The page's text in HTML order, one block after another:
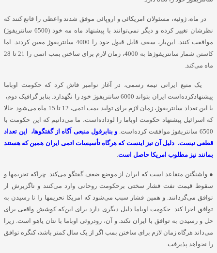
در ماه، ژوئیه، مسئولان امریکائی و اروپائی موفق شدند واعظی را قانع کنند که
نظرشان تغییر کرده و دیگر نمی‌توانند با پیشنهاد ماه مه خود (6500 سانتریفوژ)
موافقت کنند. این‌بار، سقف قابل قبول خود را 4000 سانتریفوژ معین کردند. اما
کاستن شمار سانتریفوژها به 4000، زمان لازم برای ساختن بمب اتمی را 21 تا 28
ماه می‌کند.
یک منبع ایرانی نیمه رسمی، در آغاز نوامبر فاش کرد که حکومت اوباما
پیشنهادکرده‌است ایران بتواند 6000 سانتریفوژ خود را نگهدارد. بنابر گرافیک دوم،
با این تعداد سانتریفوژ، زمان لازم برای تولید بمب اتمی، 12 تا 15 ماه می‌شود. حالا
که اسرائیل پیشنهاد حکومت اوباما را لوداده‌است، ما می‌دانیم که این حکومت با
6500 سانتریفوژ موافقت کرده‌است.
و بنابرقول منبعی آگاه از گفتگوها، این تعداد
قطعی نیست. دلیل آن نیز اینست که هرگاه تأسیسات اتمی ایران همین که هستند
بمانند نیز مطلوب امریکا حاصل است
● واشنگتن متقاعد است که ایران از موضع ضعف گفتگو می‌کند. چراکه تحریمها و
سقوط قیمت نفت فشار سختی برحکومت روحانی وارد می‌کنند و ناگزیرش از
توافق می‌گردانند. و همین فشار سبب می‌شود که امریکا تحریمها را تا رسیدن به
توافق اجرا کند. حکومت اوباما دلیل دیگری دارد برای این‌که کوشش واقعی برای
حل و رسیدن به توافق با ایران نکند. و آن، رودروئی اوباما با نتان یاهو است. زیرا
می‌داند هرگاه زمان لازم برای ساختن بمب اگر از یک سال کمتر باشد، کنگره توافق
را نخواهد پذیرفت.